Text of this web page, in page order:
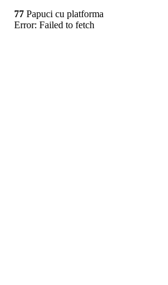
77 Papuci cu platforma
Error: Failed to fetch